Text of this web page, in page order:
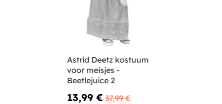
Astrid Deetz kostuum
voor meisjes -
Beetlejuice 2
13,99 € 37,99 €